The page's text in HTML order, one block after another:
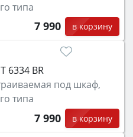
типа
7 990 в корзину
6334 BR
под шкаф,
типа
7 990 в корзину